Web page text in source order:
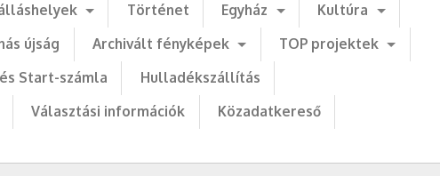
Történet Egyház
Kultúra
újság Archivált fényképek
TOP projektek
Start-számla
Hulladékszállítás
Választási információk
Közadatkereső